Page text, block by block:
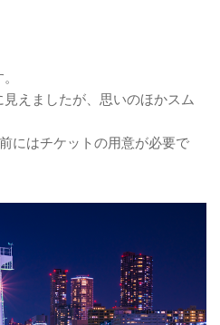
えましたが、思いのほかスム
にはチケットの用意が必要で